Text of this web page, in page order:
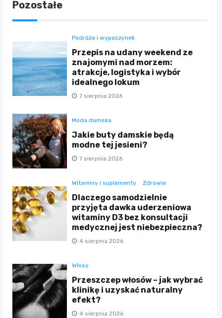
Pozostałe
Podróże i wypoczynek
Przepis na udany weekend ze
znajomymi nad morzem:
atrakcje, logistyka i wybór
idealnego lokum
7 sierpnia 2026
Moda damska
Jakie buty damskie będą
modne tej jesieni?
7 sierpnia 2026
Witaminy i suplementy Zdrowie
Dlaczego samodzielnie
przyjęta dawka uderzeniowa
witaminy D3 bez konsultacji
medycznej jest niebezpieczna?
4 sierpnia 2026
Włosy
Przeszczep włosów – jak wybrać
klinikę i uzyskać naturalny
efekt?
4 sierpnia 2026